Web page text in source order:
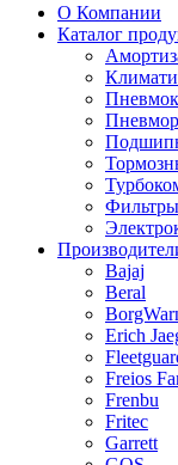
О Компании
Каталог
Фильтры
Bajaj
Beral
Erich
Freios
Frenbu
Fritec
Garrett